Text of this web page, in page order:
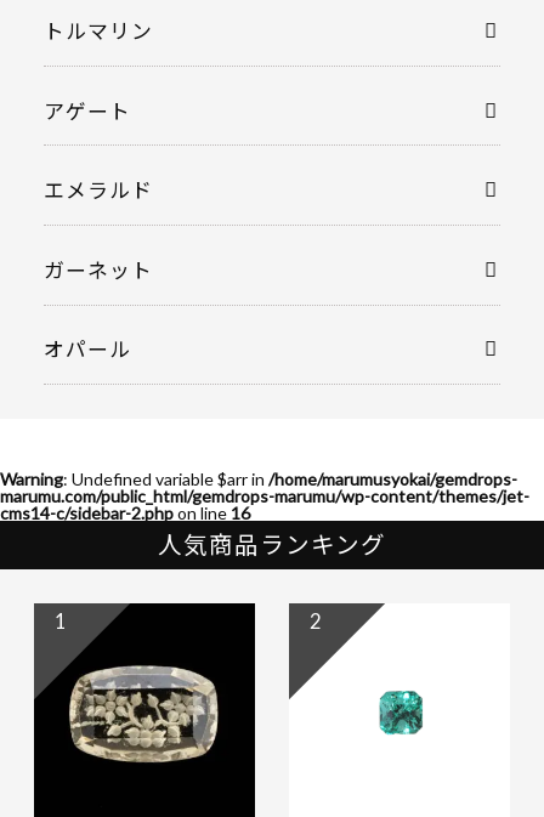
トルマリン
アゲート
エメラルド
ガーネット
オパール
Warning: Undefined variable $arr in /home/marumusyokai/gemdrops-
marumu.com/public_html/gemdrops-marumu/wp-content/themes/jet-
cms14-c/sidebar-2.phpon line 16
人気商品ランキング
1 2